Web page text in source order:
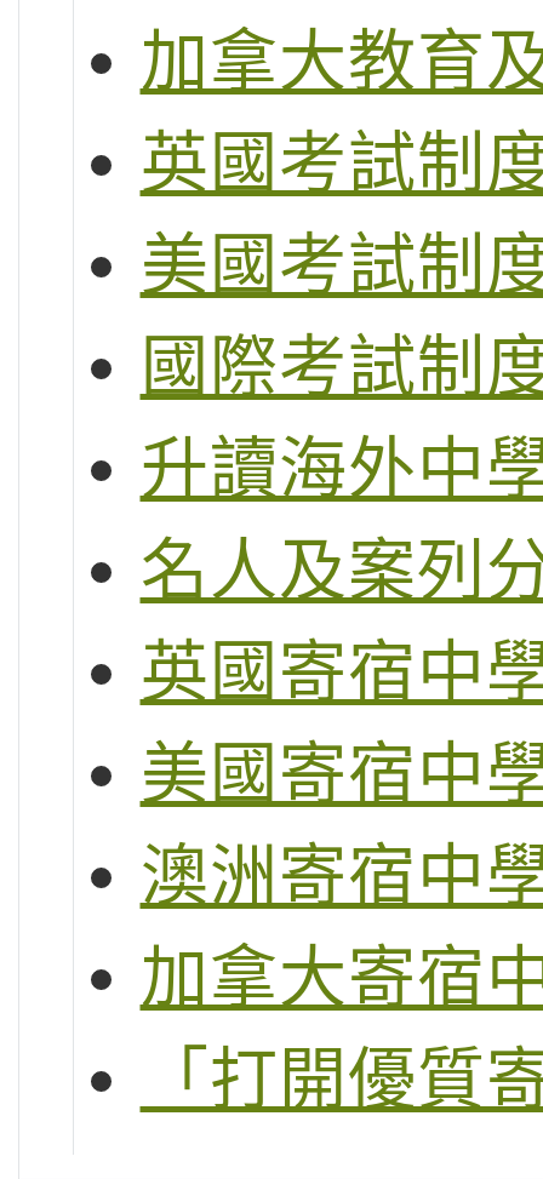
加拿大教育
英國考試制
美國考試制
國際考試制
升讀海外中
名人及案列
英國寄宿中
美國寄宿中
澳洲寄宿中
加拿大寄宿
「打開優質